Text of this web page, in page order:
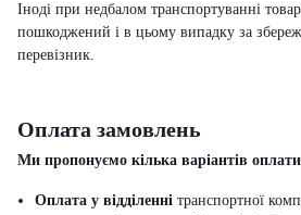
Іноді при недбалом транспортуванні
пошкоджений і в цьому випадку за
перевізник.
Оплата замовлень
Ми пропонуємо кілька варіантів
Оплата у відділенні транспортної